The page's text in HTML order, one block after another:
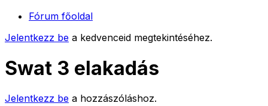
Fórum főoldal
Jelentkezz be a kedvenceid megtekintéséhez.
Swat 3 elakadás
Jelentkezz be a hozzászóláshoz.